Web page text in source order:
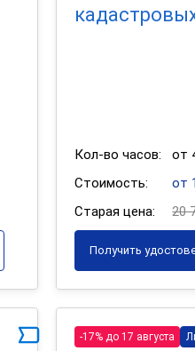
Кол-во часов:
от
Стоимость:
от
Старая цена:
20
Получить
-17% до 17 августа